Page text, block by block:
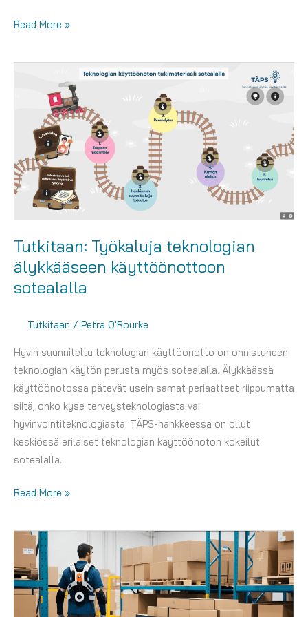
Virtuaalimatkoja
ja
hanke
tarjoaa
elämyksiä
Pelisellissä
Read More »
Tutkitaan: Työkaluja teknologian
älykkääseen käyttöönottoon
sotealalla
Tutkitaan / Petra O'Rourke
Hyvin suunniteltu teknologian käyttöönotto on onnistuneen
teknologian käytön perusta myös sotealalla. Älykkäässä
käyttöönotossa pätevät usein samat periaatteet riippumatta
siitä, onko kyse terveysteknologiasta vai
hyvinvointiteknologiasta. TÄPS-hankkeessa on ollut
keskiössä erilaiset teknologian käyttöönoton kokeilut
sotealalla.
Tutkitaan:
teknologian
älykkääseen
käyttöönottoon
sotealalla
Read More »